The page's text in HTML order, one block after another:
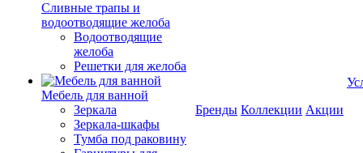
Cливные трапы и
водоотводящие желоба
Водоотводящие
желоба
Решетки для желоба
Мебель для ванной
Зеркала
Зеркала-шкафы
Тумба под раковину
Бренды Коллекции Акции